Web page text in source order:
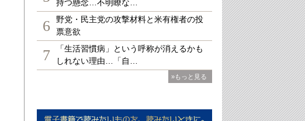
持つ懸念…不明瞭な…
6
野党・民主党の攻撃材料と米有権者の投
票意欲
7
「生活習慣病」という呼称が消えるかも
しれない理由…「自…
»もっと見る